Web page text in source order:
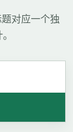
对应一个独